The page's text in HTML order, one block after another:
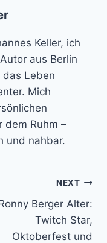
Keller, ich
aus Berlin
Leben
Mich
dem Ruhm –
und nahbar.
NEXT
Berger Alter:
Twitch Star,
Oktoberfest und